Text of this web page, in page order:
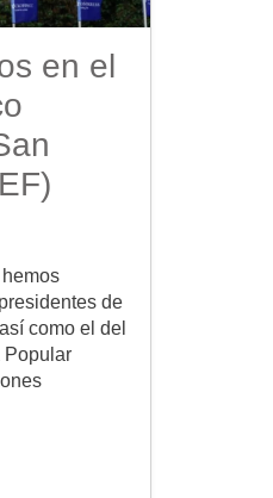
en el
de
como el del
Popular